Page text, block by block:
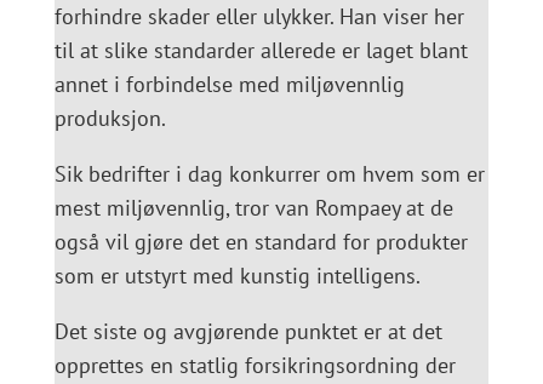
forhindre skader eller ulykker. Han viser her
til at slike standarder allerede er laget blant
annet i forbindelse med miljøvennlig
produksjon.
Sik bedrifter i dag konkurrer om hvem som er
mest miljøvennlig, tror van Rompaey at de
også vil gjøre det en standard for produkter
som er utstyrt med kunstig intelligens.
Det siste og avgjørende punktet er at det
opprettes en statlig forsikringsordning der